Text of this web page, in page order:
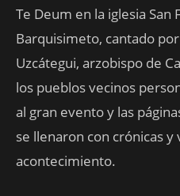
Te Deum en la iglesia San
Barquisimeto, cantado
Uzcátegui, arzobispo de
los pueblos vecinos
al gran evento y las
se llenaron con crónicas
acontecimiento.